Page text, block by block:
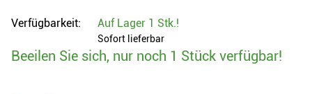
Verfügbarkeit: Auf Lager 1 Stk.!
Sofort lieferbar
Beeilen Sie sich, nur noch 1 Stück verfügbar!